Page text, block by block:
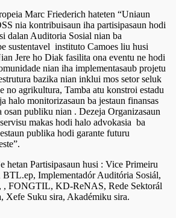
Marc Friederich hateten “Uniaun
nia kontribuisaun iha partisipasaun hodi
dalan Auditoria Sosial nian ba
sustentavel instituto Camoes liu husi
Jere ho Diak fasilita ona eventu ne hodi
nian iha implementasaub projetu
bazika nian inklui mos setor seluk
no agrikultura, Tamba atu konstroi estadu
halo monitorizasaun ba jestaun finansas
osan publiku nian . Dezeja Organizasaun
makas hodi halo advokasia ba
publika hodi garante futuru
hetan Partisipasaun husi : Vice Primeiru
Implementadór Auditória Sosiál,
FONGTIL, KD-ReNAS, Rede Sektorál
Xefe Suku sira, Akadémiku sira.